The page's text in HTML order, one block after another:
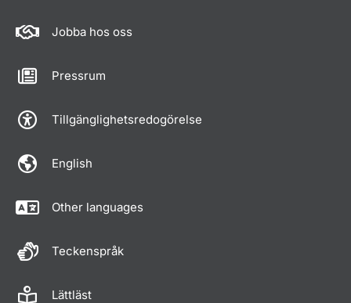
Jobba hos oss
Pressrum
Tillgänglighetsredogörelse
English
Other languages
Teckenspråk
Lättläst